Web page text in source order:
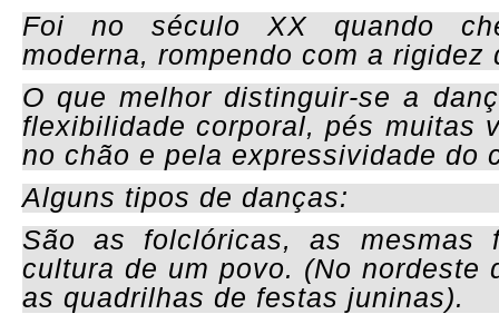
Foi no século XX quando
moderna, rompendo com a rigidez
O que melhor distinguir-se a
flexibilidade corporal, pés muitas
no chão e pela expressividade do
Alguns tipos de danças:
São as folclóricas, as mesmas
cultura de um povo. (No nordeste
as quadrilhas de festas juninas).